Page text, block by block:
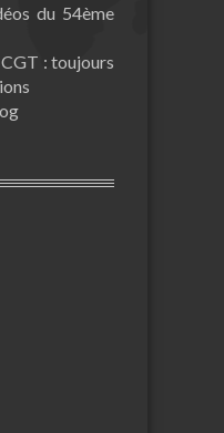
du 54ème
: toujours